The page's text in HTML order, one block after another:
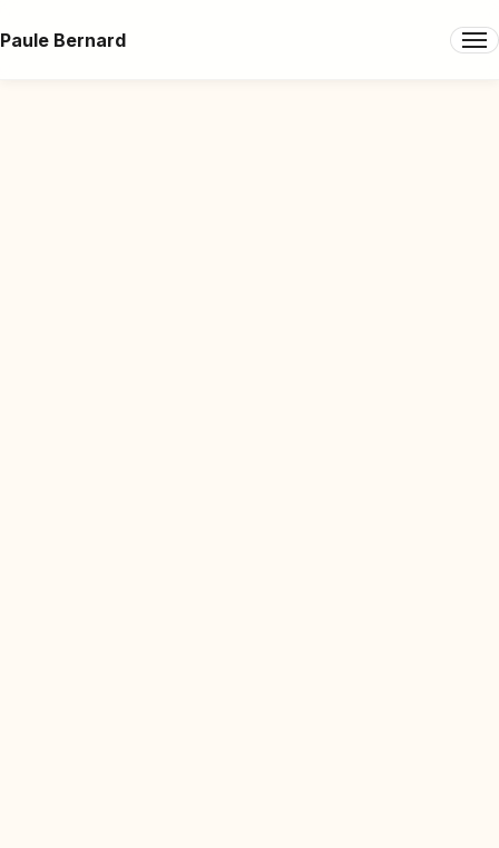
Paule Bernard